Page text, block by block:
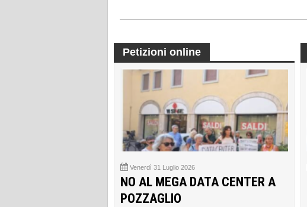
Petizioni online
Venerdì 31 Luglio 2026
NO AL MEGA DATA CENTER A
POZZAGLIO